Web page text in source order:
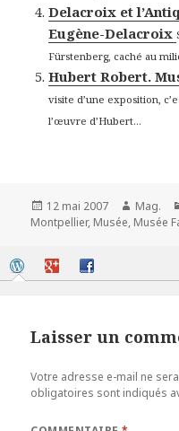
Delacroix et
Eugène-Delacroix
Fürstenberg, caché au
Hubert Robert.
visite d’une exposition,
l’œuvre d’Hubert...
Publié
le
12 mai 2007 Auteur
Mag.
Montpellier, Musée, Musée
Laisser un
Votre adresse e-mail ne
obligatoires sont indiqués